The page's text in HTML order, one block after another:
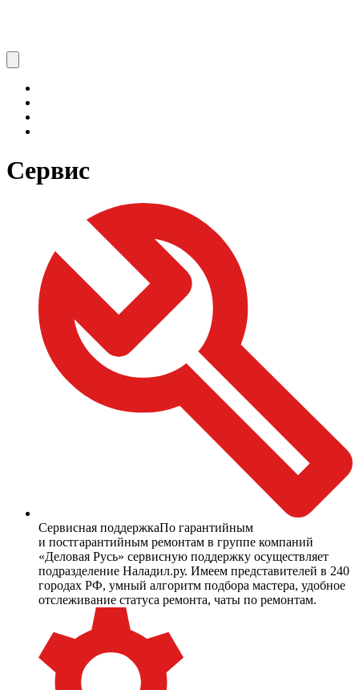
Сервис
Сервисная поддержкаПо гарантийным
и постгарантийным ремонтам в группе компаний
«Деловая Русь» сервисную поддержку осуществляет
подразделение Наладил.ру. Имеем представителей в 240
городах РФ, умный алгоритм подбора мастера, удобное
отслеживание статуса ремонта, чаты по ремонтам.